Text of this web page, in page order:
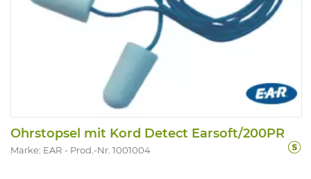
Ohrstopsel mit Kord Detect Earsoft/200PR
Marke: EAR Prod.-Nr. 1001004